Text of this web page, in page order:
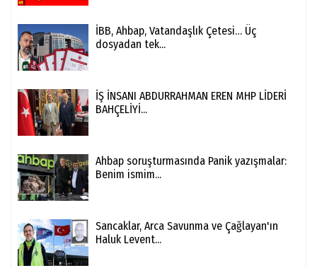
İBB, Ahbap, Vatandaşlık Çetesi… Üç
dosyadan tek...
İŞ İNSANI ABDURRAHMAN EREN MHP LİDERİ
BAHÇELİYİ...
Ahbap soruşturmasında Panik yazışmalar:
Benim ismim...
Sancaklar, Arca Savunma ve Çağlayan'ın
Haluk Levent...